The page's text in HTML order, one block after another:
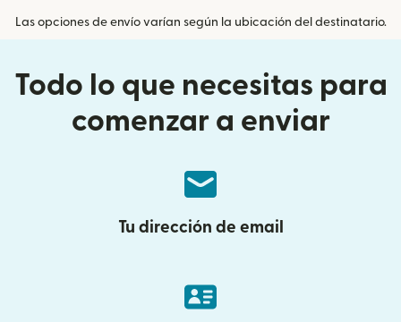
Las opciones de envío varían según la ubicación del destinatario.
Todo lo que necesitas para
comenzar a enviar
Tu dirección de email